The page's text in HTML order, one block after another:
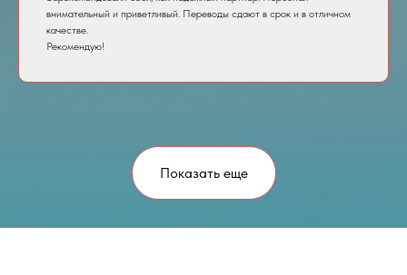
внимательный и приветливый. Переводы сдают в срок и в отличном
качестве.
Рекомендую!
Показать еще